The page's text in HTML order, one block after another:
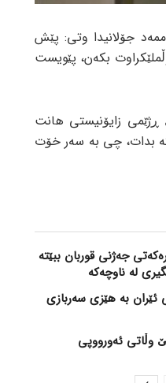
جۆلانیدا وتی: پێش
بکەن، پێویست
ڕژێمی زایۆنیستی هانت
بدات، چی بە سەر خۆت
جەژنی قوربان ببێتە
لە ناوچەکە
ئێران بە هێزی سەربازی
وڵاتی ئەورووپی